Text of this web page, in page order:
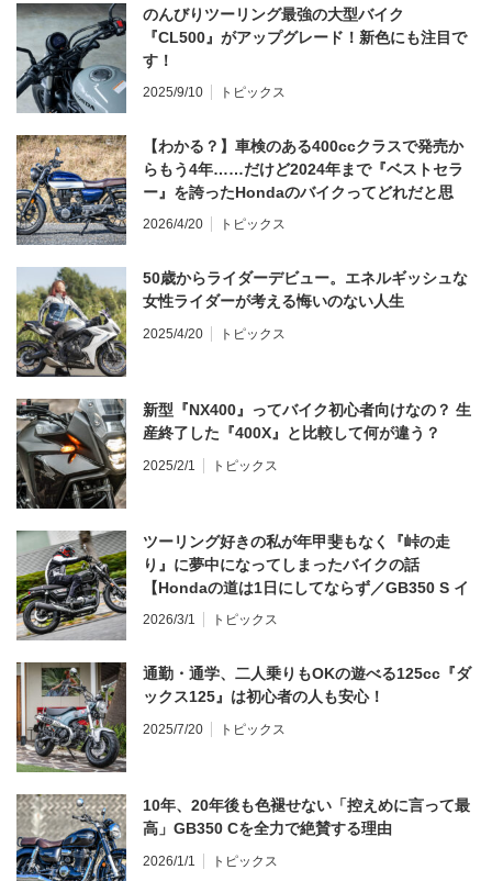
のんびりツーリング最強の大型バイク
『CL500』がアップグレード！新色にも注目で
す！
2025/9/10 トピックス
【わかる？】車検のある400ccクラスで発売か
らもう4年……だけど2024年まで『ベストセラ
ー』を誇ったHondaのバイクってどれだと思
う？
2026/4/20 トピックス
50歳からライダーデビュー。エネルギッシュな
女性ライダーが考える悔いのない人生
2025/4/20 トピックス
新型『NX400』ってバイク初心者向けなの？ 生
産終了した『400X』と比較して何が違う？
2025/2/1 トピックス
ツーリング好きの私が年甲斐もなく『峠の走
り』に夢中になってしまったバイクの話
【Hondaの道は1日にしてならず／GB350 S イ
ンプレ・レビュー 前編】
2026/3/1 トピックス
通勤・通学、二人乗りもOKの遊べる125cc『ダ
ックス125』は初心者の人も安心！
2025/7/20 トピックス
10年、20年後も色褪せない「控えめに言って最
高」GB350 Cを全力で絶賛する理由
2026/1/1 トピックス